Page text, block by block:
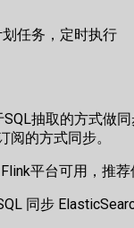
任务，定时执行
抽取的方式做
阅的方式同步。
平台可用，推荐
同步